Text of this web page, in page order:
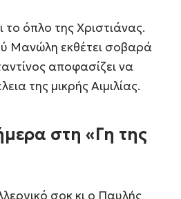
το όπλο της Χριστιάνας.
Μανώλη εκθέτει σοβαρά
αποφασίζει να
της μικρής Αιμιλίας.
στη «Γη της
σοκ κι ο Παυλής